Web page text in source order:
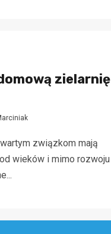
zielarnię
związkom mają
wieków i mimo rozwoju